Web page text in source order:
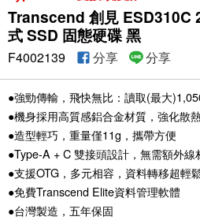
Transcend 創見 ESD310C
式 SSD 固態硬碟 黑
F4002139 分享 分享
●強勁傳輸，飛快無比：讀取(最大
●機身採用高質感鋁合金材質，強化散
●造型輕巧，重量僅11g，攜帶方便
●Type-A + C 雙接頭設計，無需額外線
●支援OTG，多元相容，資料轉移超輕
●免費Transcend Elite資料管理軟體
●台灣製造，五年保固